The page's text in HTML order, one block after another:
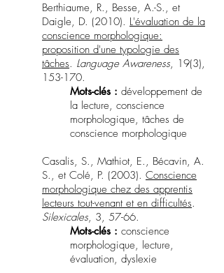
Berthiaume, R., Besse, A.-S., et
Daigle, D. (2010). L'évaluation de la
conscience morphologique:
proposition d'une typologie des
tâches. Language Awareness, 19(3),
153-170.
Mots-clés : développement de
la lecture, conscience
morphologique, tâches de
conscience morphologique
Casalis, S., Mathiot, E., Bécavin, A.
S., et Colé, P. (2003). Conscience
morphologique chez des apprentis
lecteurs tout-venant et en difficultés.
Silexicales, 3, 57-66.
Mots-clés : conscience
morphologique, lecture,
évaluation, dyslexie